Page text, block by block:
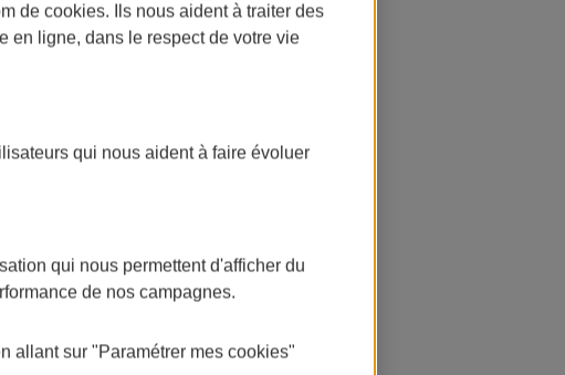
de cookies. Ils nous aident à traiter des
en ligne, dans le respect de votre vie
qui nous aident à faire évoluer
qui nous permettent d'afficher du
de nos campagnes.
allant sur "Paramétrer mes cookies"